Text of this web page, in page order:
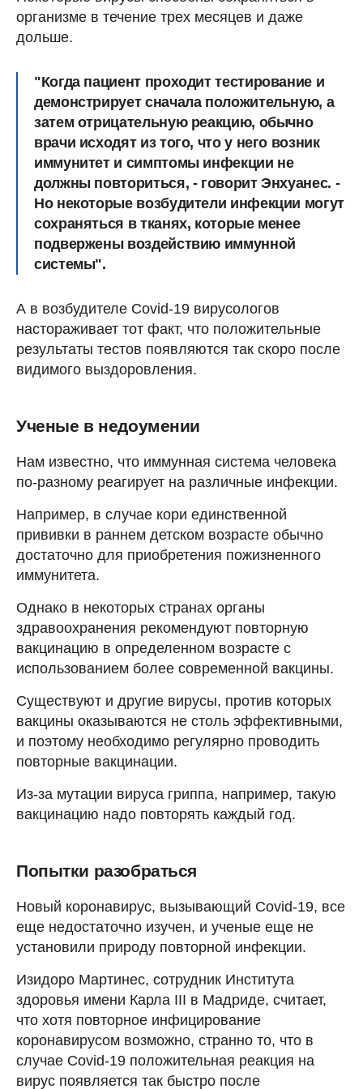
организме в течение трех месяцев и даже
дольше.
"Когда пациент проходит тестирование и
демонстрирует сначала положительную, а
затем отрицательную реакцию, обычно
врачи исходят из того, что у него возник
иммунитет и симптомы инфекции не
должны повториться, - говорит Энхуанес. -
Но некоторые возбудители инфекции могут
сохраняться в тканях, которые менее
подвержены воздействию иммунной
системы".
А в возбудителе Covid-19 вирусологов
настораживает тот факт, что положительные
результаты тестов появляются так скоро после
видимого выздоровления.
Ученые в недоумении
Нам известно, что иммунная система человека
по-разному реагирует на различные инфекции.
Например, в случае кори единственной
прививки в раннем детском возрасте обычно
достаточно для приобретения пожизненного
иммунитета.
Однако в некоторых странах органы
здравоохранения рекомендуют повторную
вакцинацию в определенном возрасте с
использованием более современной вакцины.
Существуют и другие вирусы, против которых
вакцины оказываются не столь эффективными,
и поэтому необходимо регулярно проводить
повторные вакцинации.
Из-за мутации вируса гриппа, например, такую
вакцинацию надо повторять каждый год.
Попытки разобраться
Новый коронавирус, вызывающий Covid-19, все
еще недостаточно изучен, и ученые еще не
установили природу повторной инфекции.
Изидоро Мартинес, сотрудник Института
здоровья имени Карла III в Мадриде, считает,
что хотя повторное инфицирование
коронавирусом возможно, странно то, что в
случае Covid-19 положительная реакция на
вирус появляется так быстро после